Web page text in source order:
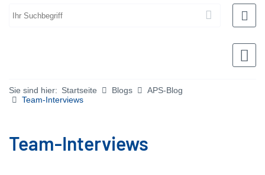
Sie sind hier: Startseite Blogs
APS-Blog
Team-Interviews
Team-Interviews